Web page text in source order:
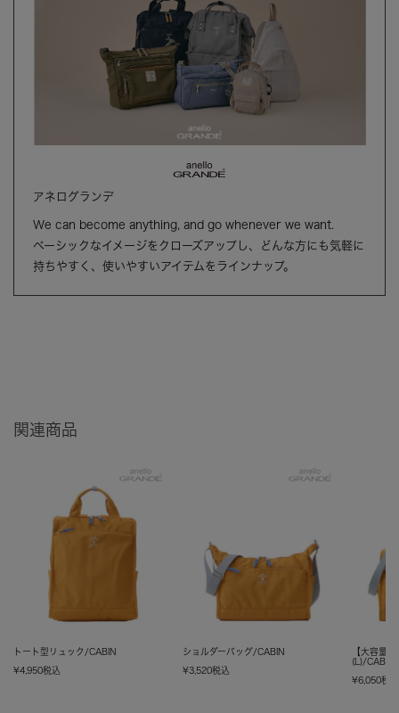
アネログランデ
We can become anything, and go whenever we want.
ベーシックなイメージをクローズアップし、どんな方にも気軽に
持ちやすく、使いやすいアイテムをラインナップ。
関連商品
トート型リュック/CABIN
¥4,950税込
ショルダーバッグ/CABIN
¥3,520税込
【大容量
(L)/CABIN
¥6,050税込